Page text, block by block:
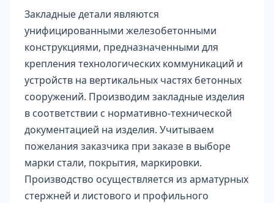
Закладные детали являются
унифицированными железобетонными
конструкциями, предназначенными для
крепления технологических коммуникаций и
устройств на вертикальных частях бетонных
сооружений. Производим закладные изделия
в соответствии с нормативно-технической
документацией на изделия. Учитываем
пожелания заказчика при заказе в выборе
марки стали, покрытия, маркировки.
Производство осуществляется из арматурных
стержней и листового и профильного